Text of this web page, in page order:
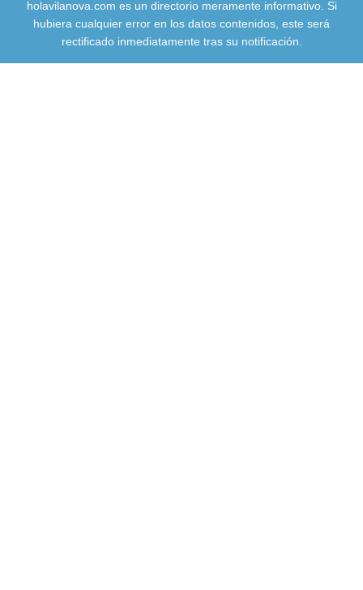
holavilanova.com es un directorio meramente informativo. Si
hubiera cualquier error en los datos contenidos, este será
rectificado inmediatamente tras su notificación.